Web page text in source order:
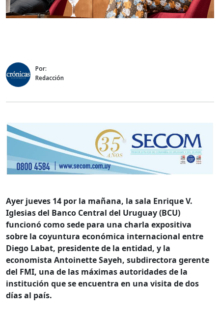
Por:
Redacción
Ayer jueves 14 por la mañana, la sala Enrique V.
Iglesias del Banco Central del Uruguay (BCU)
funcionó como sede para una charla expositiva
sobre la coyuntura económica internacional entre
Diego Labat, presidente de la entidad, y la
economista Antoinette Sayeh, subdirectora gerente
del FMI, una de las máximas autoridades de la
institución que se encuentra en una visita de dos
días al país.